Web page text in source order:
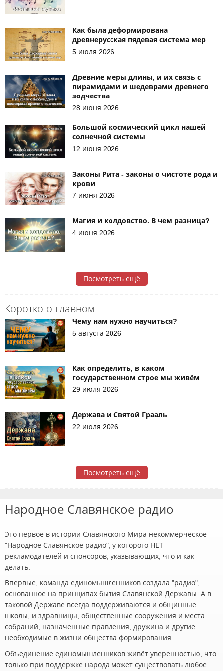
Коротко о главном
Чему нам нужно научиться?
5 августа 2026
Как определить, в каком
государственном строе мы живём
29 июля 2026
Держава и Святой Грааль
22 июля 2026
Посмотреть ещё
Как была деформирована
древнерусская пядевая система мер
5 июля 2026
Древние меры длины, и их связь с
пирамидами и шедеврами древнего
зодчества
28 июня 2026
Большой космический цикл нашей
солнечной системы
12 июня 2026
Законы Рита - законы о чистоте рода и
крови
7 июня 2026
Магия и колдовство. В чем разница?
4 июня 2026
Посмотреть ещё
Народное Славянское радио
Это первое в истории Славянского Мира некоммерческое
"Народное Славянское радио", у которого НЕТ
рекламодателей и спонсоров, указывающих, что и как
делать.
Впервые, команда единомышленников создала "радио",
основанное на принципах бытия Славянской Державы. А в
таковой Державе всегда поддерживаются и общинные
школы, и здравницы, общественные сооружения и места
собраний, назначенные правления, дружина и другие
необходимые в жизни общества формирования.
Объединение единомышленников живёт уверенностью, что
только при поддержке народа может существовать любое